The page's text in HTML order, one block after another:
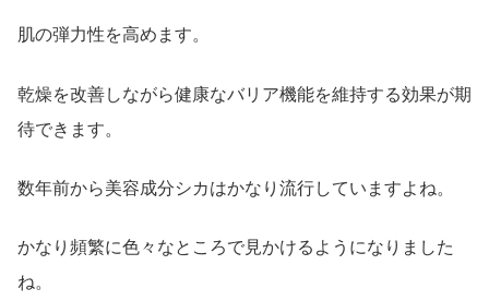
肌の弾力性を高めます。
乾燥を改善しながら健康なバリア機能を維持する効果が期
待できます。
数年前から美容成分シカはかなり流行していますよね。
かなり頻繁に色々なところで見かけるようになりました
ね。